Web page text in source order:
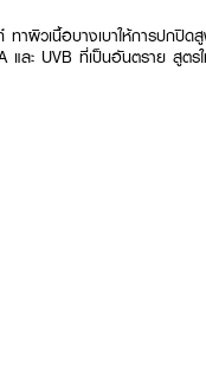
ทาผิวเนื้อบางเบาให้การปกปิด
และ UVB ที่เป็นอันตราย สูต